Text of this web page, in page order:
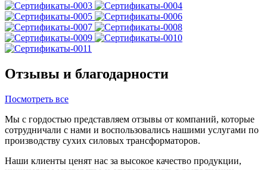
Отзывы и благодарности
Посмотреть все
Мы с гордостью представляем отзывы от компаний, которые
сотрудничали с нами и воспользовались нашими услугами по
производству сухих силовых трансформаторов.
Наши клиенты ценят нас за высокое качество продукции,